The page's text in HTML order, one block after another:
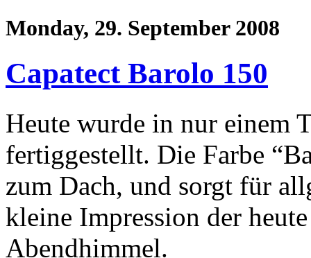
Monday, 29. September 2008
Capatect Barolo 150
Heute wurde in nur einem
fertiggestellt. Die Farbe
zum Dach, und sorgt für
kleine Impression der
Abendhimmel.